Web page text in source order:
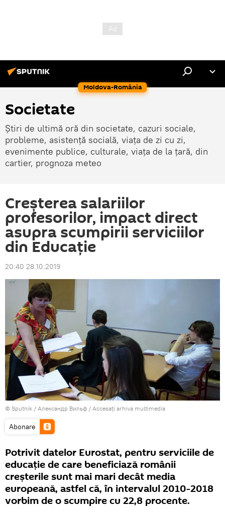
Moldova-România
Societate
Știri de ultimă oră din societate, cazuri sociale,
probleme, asistență socială, viața de zi cu zi,
evenimente publice, culturale, viața de la țară, din
cartier, prognoza meteo
Creșterea salariilor
profesorilor, impact direct
asupra scumpirii serviciilor
din Educație
20:40 28.10.2019
© Sputnik / Александр Вильф / Accesați arhiva multimedia
Abonare
Potrivit datelor Eurostat, pentru serviciile de
educație de care beneficiază românii
creșterile sunt mai mari decât media
europeană, astfel că, în intervalul 2010-2018
vorbim de o scumpire cu 22,8 procente.